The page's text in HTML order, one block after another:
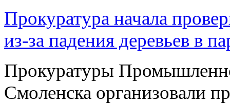
Прокуратура начала
из-за падения деревьев в
Прокуратуры
Смоленска организовали